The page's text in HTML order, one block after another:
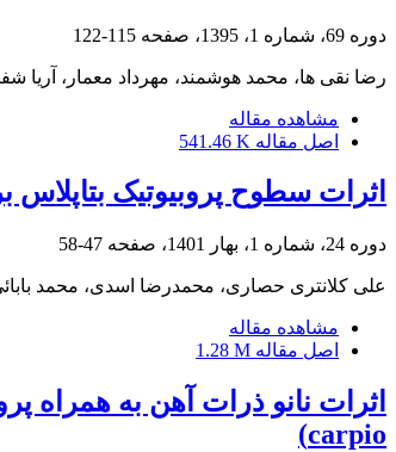
دوره 69، شماره 1، 1395، صفحه 115-122
رضا نقی ها، محمد هوشمند، مهرداد معمار، آریا
مشاهده مقاله
اصل مقاله 541.46 K
اثرات سطوح پروبیوتیک
دوره 24، شماره 1، بهار 1401، صفحه 47-58
علی کلانتری حصاری، محمدرضا اسدی، محمد
مشاهده مقاله
اصل مقاله 1.28 M
carpio)